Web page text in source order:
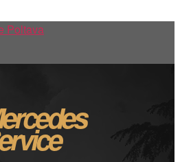
Poltava